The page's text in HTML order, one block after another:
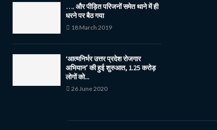
…. और पीड़ित परिजनों समेत थाने में ही
धरने पर बैठ गया
18 March 2019
‘आत्मनिर्भर उत्तर प्रदेश रोजगार
अभियान’ की हुई शुरुआत, 1.25 करोड़
लोगों को...
26 June 2020